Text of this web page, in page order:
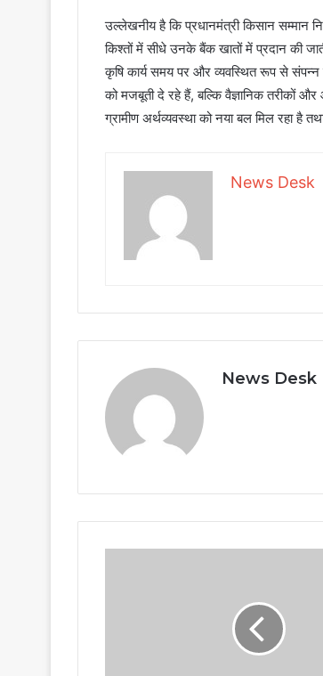
उल्लेखनीय है कि प्रधानमंत्री किसान सम्मान
किश्तों में सीधे उनके बैंक खातों में प्रदान की
कृषि कार्य समय पर और व्यवस्थित रूप से
को मजबूती दे रहे हैं, बल्कि वैज्ञानिक तरीकों
ग्रामीण अर्थव्यवस्था को नया बल मिल रहा है
News Desk
News Desk